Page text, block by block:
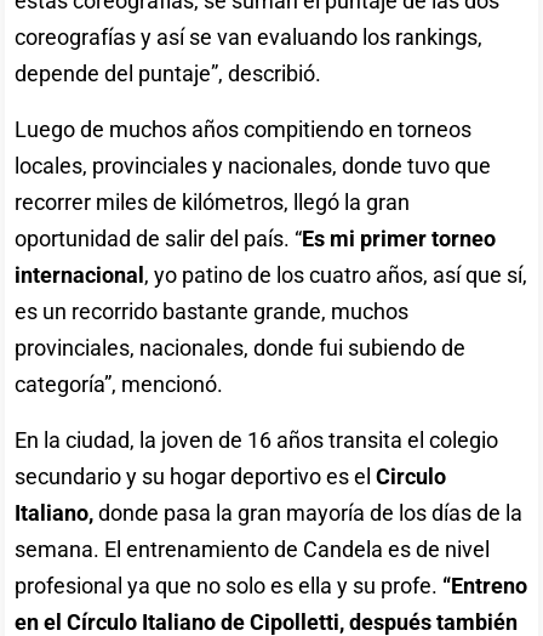
coreografías y así se van evaluando los rankings,
depende del puntaje”, describió.
Luego de muchos años compitiendo en torneos
locales, provinciales y nacionales, donde tuvo que
recorrer miles de kilómetros, llegó la gran
oportunidad de salir del país. “Es mi primer torneo
internacional, yo patino de los cuatro años, así que sí,
es un recorrido bastante grande, muchos
provinciales, nacionales, donde fui subiendo de
categoría”, mencionó.
En la ciudad, la joven de 16 años transita el colegio
secundario y su hogar deportivo es elCirculo
Italiano,donde pasa la gran mayoría de los días de la
semana. El entrenamiento de Candela es de nivel
profesional ya que no solo es ella y su profe. “Entreno
en el Círculo Italiano de Cipolletti, después también